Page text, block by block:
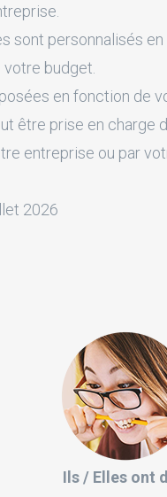
sont personnalisés
budget.
en fonction de
être prise en charge
entreprise ou par
2026
Ils / Elles ont